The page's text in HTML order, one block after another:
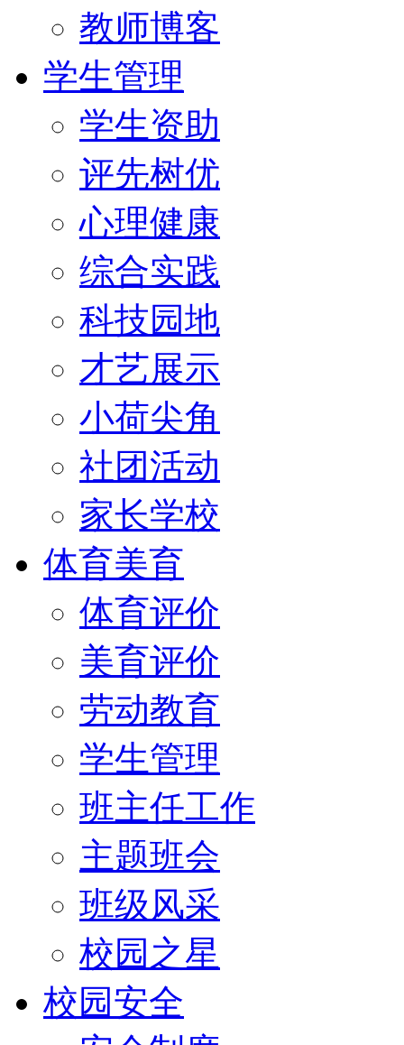
教师博客
学生管理
学生资助
评先树优
心理健康
综合实践
科技园地
才艺展示
小荷尖角
社团活动
家长学校
体育美育
体育评价
美育评价
劳动教育
学生管理
班主任工作
主题班会
班级风采
校园之星
校园安全